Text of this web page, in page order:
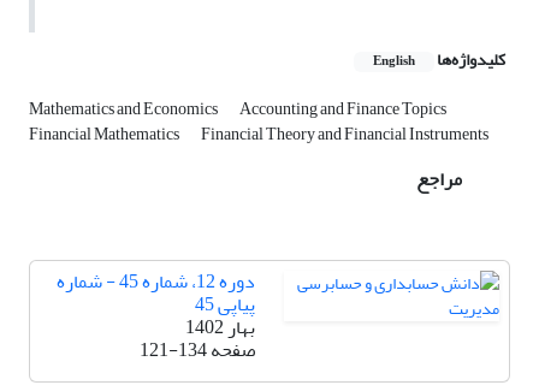
کلیدواژه‌ها English
Mathematics and Economics Accounting and Finance Topics
Financial Mathematics Financial Theory and Financial Instruments
مراجع
دوره 12، شماره 45 - شماره
پیاپی 45
بهار 1402
صفحه121-134